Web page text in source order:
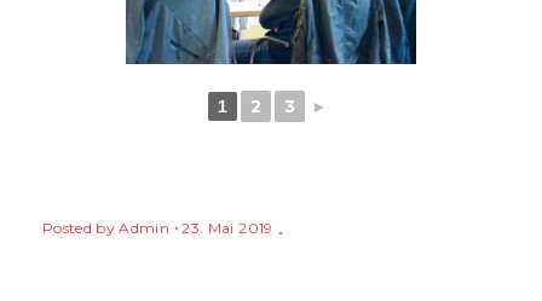
1 2 3 ►
Posted byAdmin 23. Mai 2019